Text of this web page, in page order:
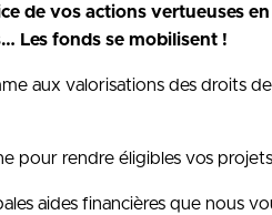
de vos actions vertueuses
Les fonds se mobilisent !
aux valorisations des droits
pour rendre éligibles vos
aides financières que nous